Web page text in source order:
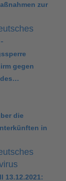
zur
gegen
des…
die
in
13.12.2021: